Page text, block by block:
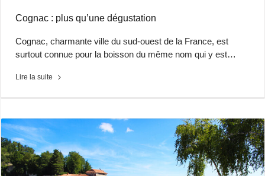
Cognac : plus qu’une dégustation
Cognac, charmante ville du sud-ouest de la France, est
surtout connue pour la boisson du même nom qui y est…
Lire la suite